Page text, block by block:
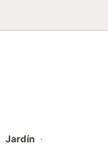
Jardín